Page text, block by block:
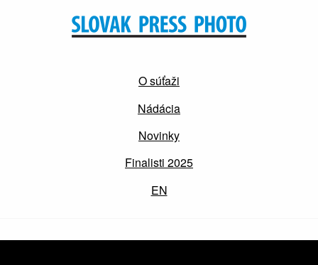
O súťaži
Nádácia
Novinky
Finalisti 2025
EN